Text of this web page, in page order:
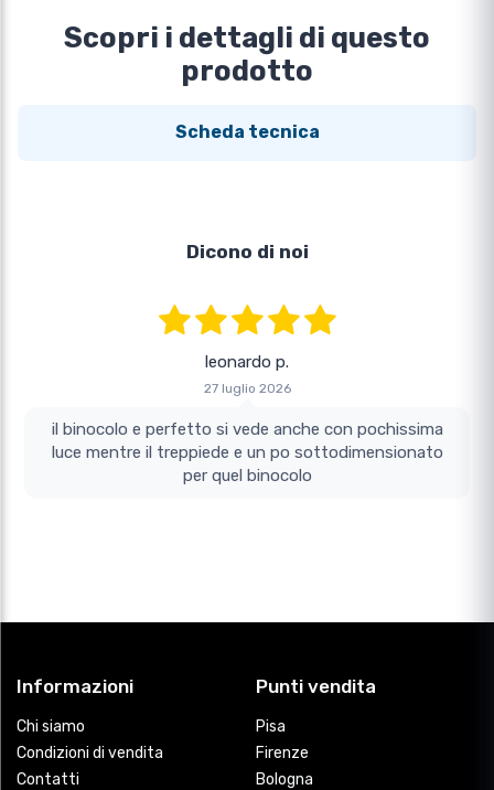
Scopri i dettagli di questo
prodotto
Scheda tecnica
Dicono di noi
leonardo p.
27 luglio 2026
il binocolo e perfetto si vede anche con pochissima
luce mentre il treppiede e un po sottodimensionato
per quel binocolo
Informazioni
Chi siamo
Condizioni di vendita
Contatti
Punti vendita
Pisa
Firenze
Bologna